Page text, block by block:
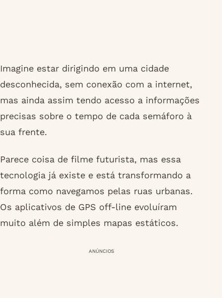
Imagine estar dirigindo em uma cidade
desconhecida, sem conexão com a internet,
mas ainda assim tendo acesso a informações
precisas sobre o tempo de cada semáforo à
sua frente.
Parece coisa de filme futurista, mas essa
tecnologia já existe e está transformando a
forma como navegamos pelas ruas urbanas.
Os aplicativos de GPS off-line evoluíram
muito além de simples mapas estáticos.
ANÚNCIOS